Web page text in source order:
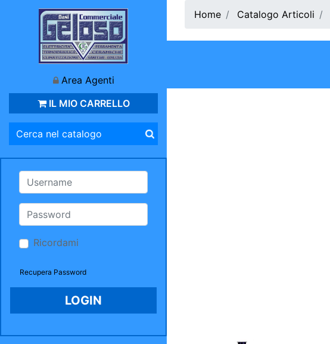
Area Agenti
IL MIO CARRELLO
Ricordami
Recupera Password
Home Catalogo Articoli